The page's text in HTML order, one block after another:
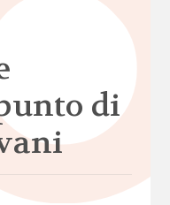
di